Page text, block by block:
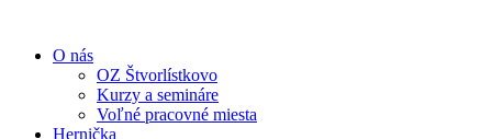
O nás
OZ Štvorlístkovo
Kurzy a semináre
Voľné pracovné miesta
Hernička